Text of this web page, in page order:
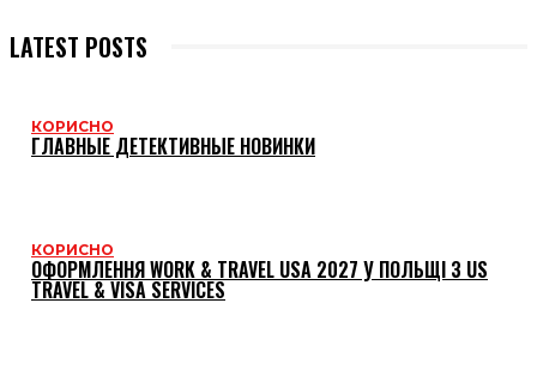
LATEST POSTS
КОРИСНО
ГЛАВНЫЕ ДЕТЕКТИВНЫЕ НОВИНКИ
КОРИСНО
ОФОРМЛЕННЯ WORK & TRAVEL USA 2027 У ПОЛЬЩІ З US
TRAVEL & VISA SERVICES